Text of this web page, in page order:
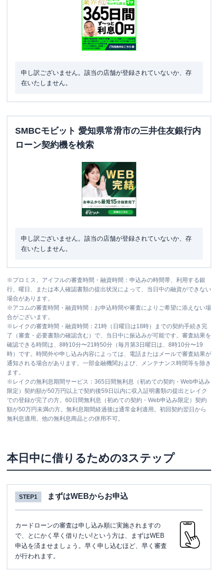
申し訳ございません。該当の店舗が登録されていないか、存
在いたしません。
SMBCモビット 愛知県常滑市の三井住友銀行内
ローン契約機を検索
申し訳ございません。該当の店舗が登録されていないか、存
在いたしません。
※プロミス、アイフルの審査時間・融資時間：申込みの時間帯、利用する銀
行、曜日、または本人確認書類の提出状況によって、当日中の融資ができない
場合があります。
※アコムの審査時間・融資時間：お申込時間や審査によりご希望に添えない場
合がございます。
※ レイクの審査時間・融資時間：21時（日曜日は18時）までの契約手続き完
了（審査・必要書類の確認含む）で、当日中に振込みが可能です。審査結果を
確認できる時間は、8時10分〜21時50分（毎月第3日曜日は、8時10分〜19
時）です。時間外や申し込み内容によっては、電話またはメールで審査結果が
通知される場合があります。一部金融機関および、メンテナンス時間等を除き
ます。
※ レイクの無利息期間サービス：365日間無利息（初めての契約・Web申込み
限定）契約額が50万円以上で契約後59日以内に収入証明書類の提出とレイク
での登録が完了の方。60日間無利息（初めての契約・Web申込み限定）契約
額が50万円未満の方。無利息期間経過後は通常金利適用。初回契約翌日から
無利息適用。他の無利息商品との併用不可。
本日中に借りるための3ステップ
STEP1 まずはWEBからお申込
カードローンの審査は申し込み順に実施されますの
で、とにかく早く借りたい!という方は、まずはWEB
申込を済ませましょう。早く申し込むほど、早く審査
が行われます。